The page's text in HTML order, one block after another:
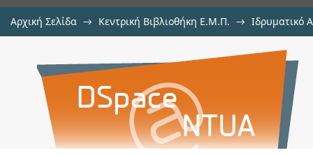
Αρχική Σελίδα → Κεντρική Βιβλιοθήκη Ε.Μ.Π. → Ιδρυματικό
Speech analysis and feature